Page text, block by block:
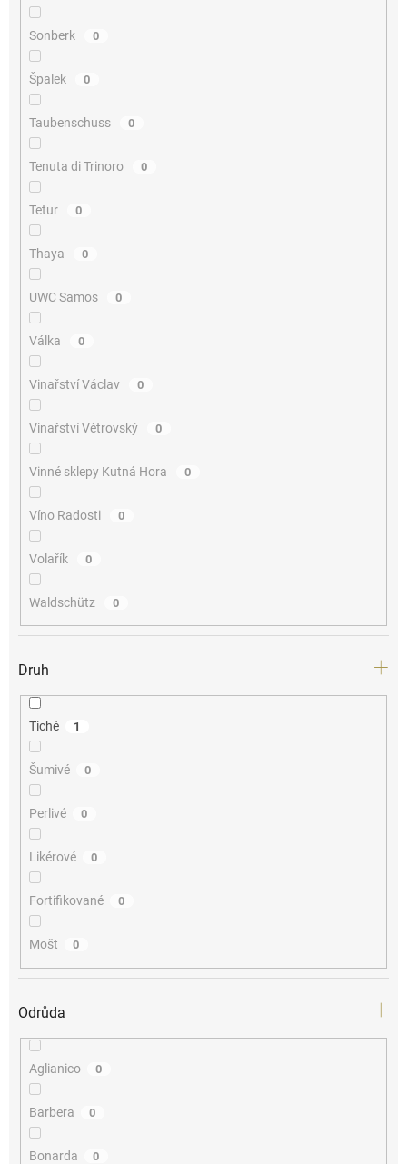
Sonberk 0
Špalek 0
Taubenschuss 0
Tenuta di Trinoro 0
Tetur 0
Thaya 0
UWC Samos 0
Válka 0
Vinařství Václav 0
Vinařství Větrovský 0
Vinné sklepy Kutná Hora 0
Víno Radosti 0
Volařík 0
Waldschütz 0
Druh
Tiché 1
Šumivé 0
Perlivé 0
Likérové 0
Fortifikované 0
Mošt 0
Odrůda
Aglianico 0
Barbera 0
Bonarda 0